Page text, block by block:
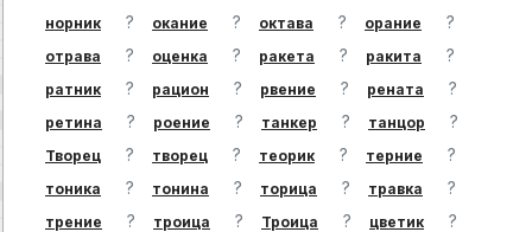
норник ? окание ? октава ? орание ?
отрава ? оценка ? ракета ? ракита ?
ратник ? рацион ? рвение ? рената ?
ретина ? роение ? танкер ? танцор ?
Творец ? творец ? теорик ? терние ?
тоника ? тонина ? торица ? травка ?
трение ? троица ? Троица ? цветик ?